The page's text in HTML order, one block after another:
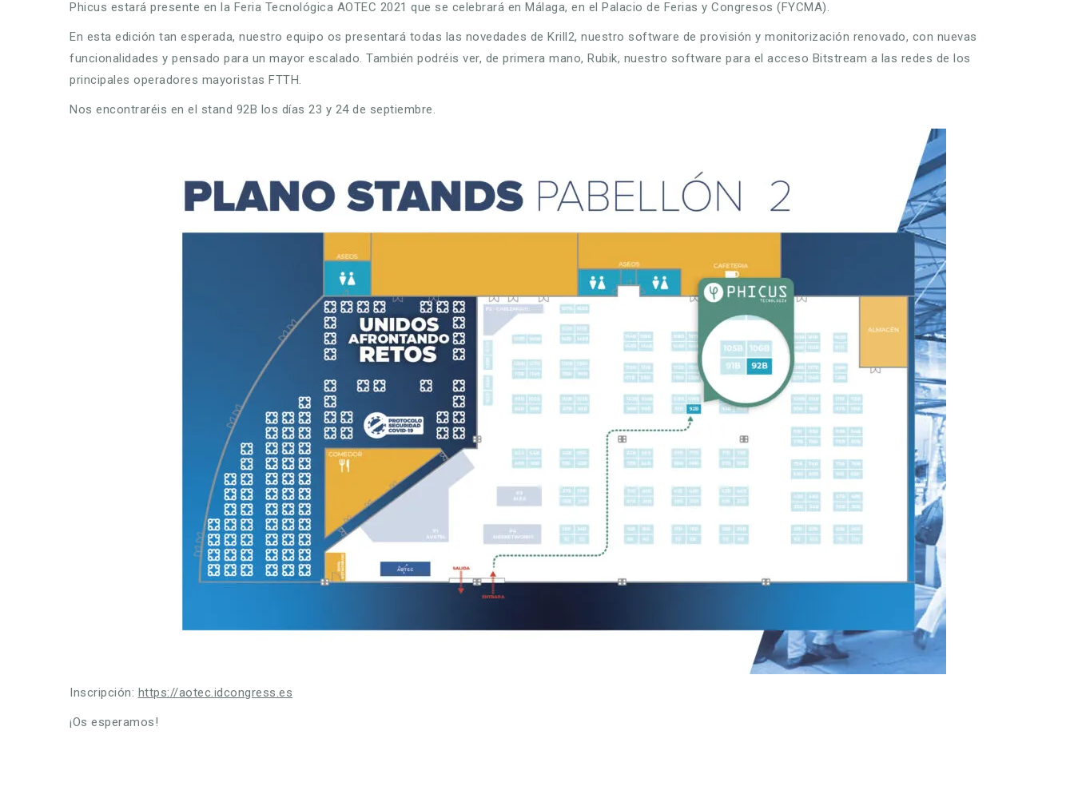
Phicus estará presente en la Feria Tecnológica AOTEC 2021 que se celebrará en Málaga, en el Palacio de Ferias y Congresos (FYCMA).
En esta edición tan esperada, nuestro equipo os presentará todas las novedades de Krill2, nuestro software de provisión y monitorización renovado, con nuevas
funcionalidades y pensado para un mayor escalado. También podréis ver, de primera mano, Rubik, nuestro software para el acceso Bitstream a las redes de los
principales operadores mayoristas FTTH.
Nos encontraréis en el stand 92B los días 23 y 24 de septiembre.
Inscripción: https://aotec.idcongress.es
¡Os esperamos!